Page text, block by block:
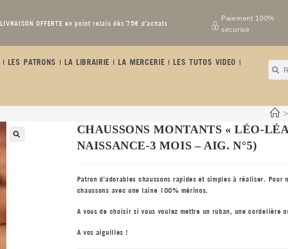
LIVRAISON OFFERTE en point relais dès 75€ d’achats
Paiement 100%
sécurisé
LES PATRONS LA LIBRAIRIE LA MERCERIE
LES TUTOS VIDEO
>
CHAUSSONS MONTANTS « LÉO-
NAISSANCE-3 MOIS – AIG. N°5)
Patron d’adorables chaussons rapides et simples à réaliser.
chaussons avec une laine 100% mérinos.
A vous de choisir si vous voulez mettre un ruban, une cordelière
A vos aiguilles !